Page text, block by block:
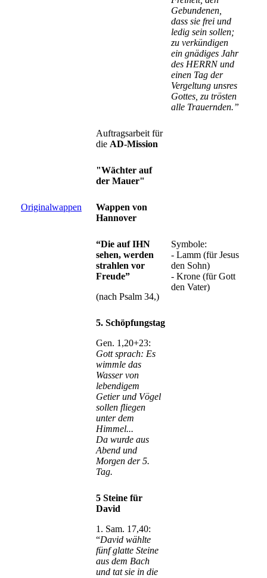
Gebundenen,
dass sie frei und
ledig sein sollen;
zu verkündigen
ein gnädiges Jahr
des HERRN und
einen Tag der
Vergeltung unsres
Gottes, zu trösten
alle Trauernden.”
Auftragsarbeit für
die AD-Mission
"Wächter auf
der Mauer"
Originalwappen
Wappen von
Hannover
“Die auf IHN
sehen, werden
strahlen vor
Freude”
(nach Psalm 34,)
Symbole:
- Lamm (für Jesus
den Sohn)
- Krone (für Gott
den Vater)
5. Schöpfungstag
Gen. 1,20+23:
Gott sprach: Es
wimmle das
Wasser von
lebendigem
Getier und Vögel
sollen fliegen
unter dem
Himmel...
Da wurde aus
Abend und
Morgen der 5.
Tag.
5 Steine für
David
1. Sam. 17,40:
“David wählte
fünf glatte Steine
aus dem Bach
und tat sie in die